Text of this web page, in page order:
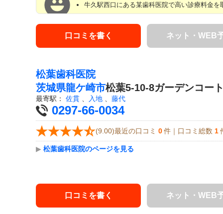
牛久駅西口にある某歯科医院で高い診療料金
口コミを書く ネット・WEB
松葉歯科医院
茨城県龍ケ崎市松葉5-10-8ガーデンコー
最寄駅： 佐貫 入地 藤代
0297-66-0034
(9.00)最近の口コミ 0 件｜口コミ総数 1
▶ 松葉歯科医院のページを見る
口コミを書く ネット・WEB